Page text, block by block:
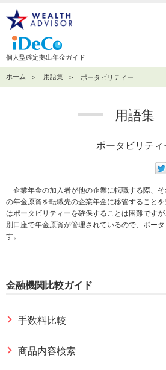
個人型確定拠出年金ガイド
ホーム 用語集 ポータビリティー
用語集
ポータビリティ
企業年金の加入者が他の企業に転職する際、
の年金原資を転職先の企業年金に移管すること
はポータビリティーを確保することは困難です
別口座で年金原資が管理されているので、ポー
す。
金融機関比較ガイド
手数料比較
商品内容検索